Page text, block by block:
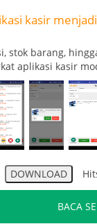
kasir
stok barang,
aplikasi kasir
BACA